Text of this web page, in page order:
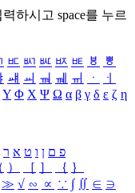
력하시고 space를 누르
ㅳ ㅴ ㅵ ㅶ ㅷ ㅸ
ㅹ
ㆈ ㆉ ㆊ ㆋ ㆌ ㆍ
ㆎ
Υ Φ Χ Ψ Ω α β γ δ ε ζ η
פ ם ן ו ט א ר
） ［ ］ ｛ ｝
≫ √ ∽ ∝ ∵ ∫ ∬ ∈ ∋